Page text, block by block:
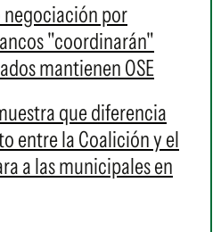
por
"coordinarán"
mantienen OSE
que diferencia
entre la Coalición y el
a las municipales en